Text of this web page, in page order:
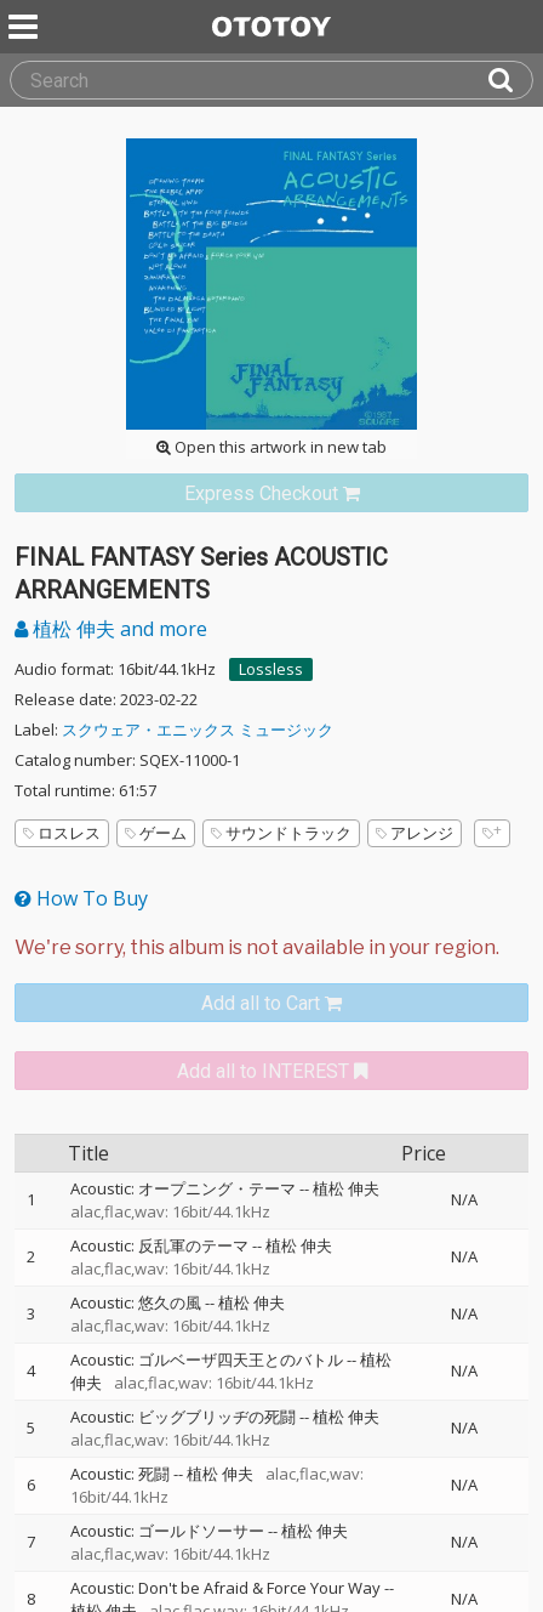
Open this artwork in new tab
Express Checkout
FINAL FANTASY Series ACOUSTIC
ARRANGEMENTS
植松 伸夫 and more
Audio format: 16bit/44.1kHz
Lossless
Release date: 2023-02-22
Label: スクウェア・エニックス ミュージック
Catalog number: SQEX-11000-1
Total runtime: 61:57
ロスレス
ゲーム サウンドトラック アレンジ
How To Buy
Add all to Cart
Add all to INTEREST
Title Price
1 Acoustic: オープニング・テーマ --植松 伸夫
alac,flac,wav: 16bit/44.1kHz
N/A
2 Acoustic: 反乱軍のテーマ --植松 伸夫
alac,flac,wav: 16bit/44.1kHz
N/A
3 Acoustic: 悠久の風--植松 伸夫
alac,flac,wav: 16bit/44.1kHz
N/A
4 Acoustic: ゴルベーザ四天王とのバトル--植松
伸夫
alac,flac,wav: 16bit/44.1kHz
N/A
5 Acoustic: ビッグブリッヂの死闘--植松 伸夫
alac,flac,wav: 16bit/44.1kHz
N/A
6 Acoustic: 死闘--植松 伸夫
alac,flac,wav:
16bit/44.1kHz
N/A
7 Acoustic: ゴールドソーサー --植松 伸夫
alac,flac,wav: 16bit/44.1kHz
N/A
8 Acoustic: Don't be Afraid & Force Your Way--
N/A